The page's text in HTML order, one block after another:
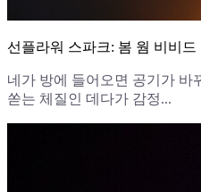
선플라워 스파크: 봄 웜 비비드
네가 방에 들어오면 공기가 바
쏟는 체질인 데다가 감정...